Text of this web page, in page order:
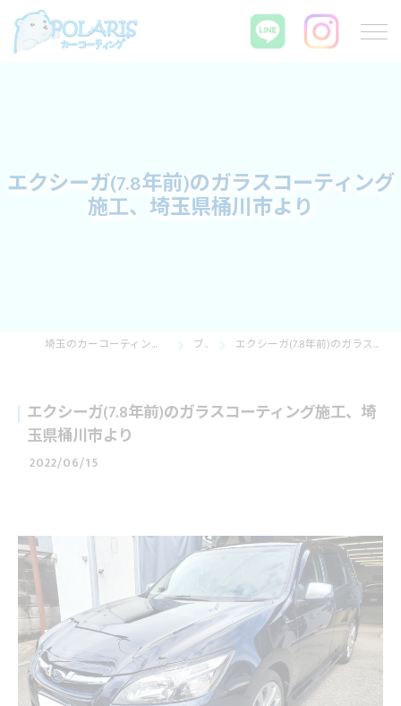
エクシーガ(7.8年前)のガラスコーティング
施工、埼玉県桶川市より
埼玉のカーコーティングならPOLARIS カーコーティング ブログ エクシーガ(7.8年前)のガラスコーティング施工、埼玉県桶川市より
エクシーガ(7.8年前)のガラスコーティング施工、埼
玉県桶川市より
2022/06/15